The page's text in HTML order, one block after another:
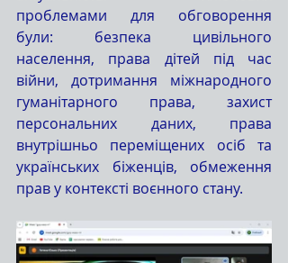
проблемами для обговорення
були: безпека цивільного
населення, права дітей під час
війни, дотримання міжнародного
гуманітарного права, захист
персональних даних, права
внутрішньо переміщених осіб та
українських біженців, обмеження
прав у контексті воєнного стану.